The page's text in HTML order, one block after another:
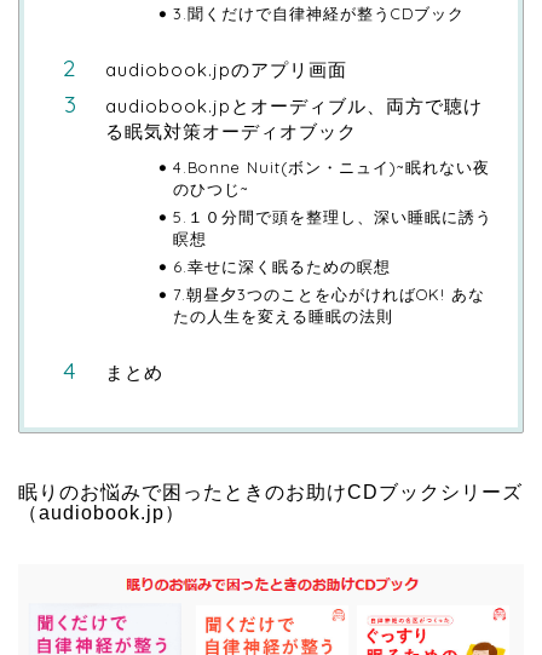
3.聞くだけで自律神経が整うCDブック
audiobook.jpのアプリ画面
audiobook.jpとオーディブル、両方で聴け
る眠気対策オーディオブック
4.Bonne Nuit(ボン・ニュイ)~眠れない夜
のひつじ~
5.１０分間で頭を整理し、深い睡眠に誘う
瞑想
6.幸せに深く眠るための瞑想
7.朝昼夕3つのことを心がければOK! あな
たの人生を変える睡眠の法則
まとめ
眠りのお悩みで困ったときのお助けCDブックシリーズ
（audiobook.jp）